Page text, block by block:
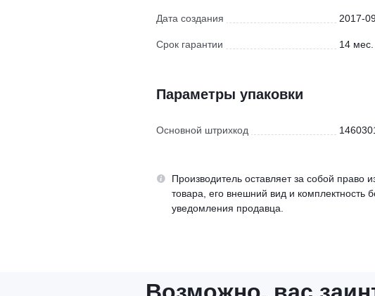
Дата создания 2017-
Срок гарантии 14 мес.
Параметры упаковки
Основной штрихкод
Производитель оставляет за собой право
товара, его внешний вид и комплектность
уведомления продавца.